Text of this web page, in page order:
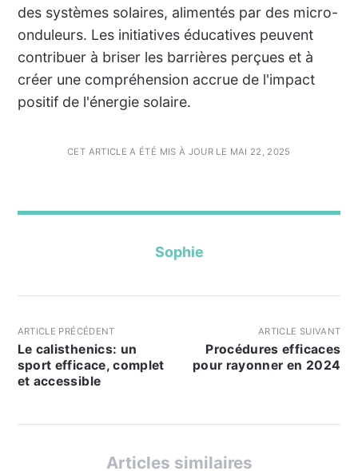
des systèmes solaires, alimentés par des micro-
onduleurs. Les initiatives éducatives peuvent
contribuer à briser les barrières perçues et à
créer une compréhension accrue de l'impact
positif de l'énergie solaire.
CET ARTICLE A ÉTÉ MIS À JOUR LE MAI 22, 2025
Sophie
ARTICLE PRÉCÉDENT
Le calisthenics: un
sport efficace, complet
et accessible
ARTICLE SUIVANT
Procédures efficaces
pour rayonner en 2024
Articles similaires